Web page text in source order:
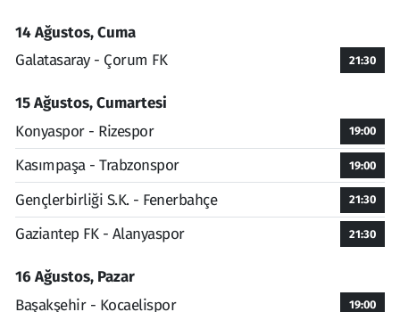
14 Ağustos, Cuma
Galatasaray - Çorum FK
21:30
15 Ağustos, Cumartesi
Konyaspor - Rizespor
19:00
Kasımpaşa - Trabzonspor 19:00
Gençlerbirliği S.K. - Fenerbahçe 21:30
Gaziantep FK - Alanyaspor 21:30
16 Ağustos, Pazar
Başakşehir - Kocaelispor
19:00